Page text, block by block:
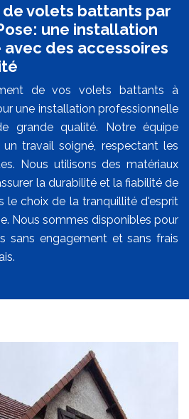
volets battants par
une installation
des accessoires
de vos volets battants à
une installation professionnelle
grande qualité. Notre équipe
travail soigné, respectant les
Nous utilisons des matériaux
la durabilité et la fiabilité de
le choix de la tranquillité d'esprit
Nous sommes disponibles pour
sans engagement et sans frais